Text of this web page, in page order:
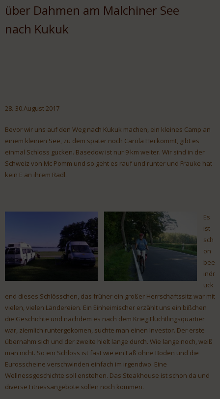
über Dahmen am Malchiner See
nach Kukuk
28.-30.August 2017
Bevor wir uns auf den Weg nach Kukuk machen, ein kleines Camp an
einem kleinen See, zu dem später noch Carola Hei kommt, gibt es
einmal Schloss gucken. Basedow ist nur 9 km weiter. Wir sind in der
Schweiz von Mc Pomm und so geht es rauf und runter und Frauke hat
kein E an ihrem Radl.
Es
ist
sch
on
bee
indr
uck
end dieses Schlösschen, das früher ein großer Herrschaftssitz war mit
vielen, vielen Ländereien. Ein Einheimischer erzählt uns ein bißchen
die Geschichte und nachdem es nach dem Krieg Flüchtlingsquartier
war, ziemlich runtergekomen, suchte man einen Investor. Der erste
übernahm sich und der zweite hielt lange durch. Wie lange noch, weiß
man nicht. So ein Schloss ist fast wie ein Faß ohne Boden und die
Eurosscheine verschwinden einfach im irgendwo. Eine
Wellnessgeschichte soll enstehen. Das Steakhouse ist schon da und
diverse Fitnessangebote sollen noch kommen.